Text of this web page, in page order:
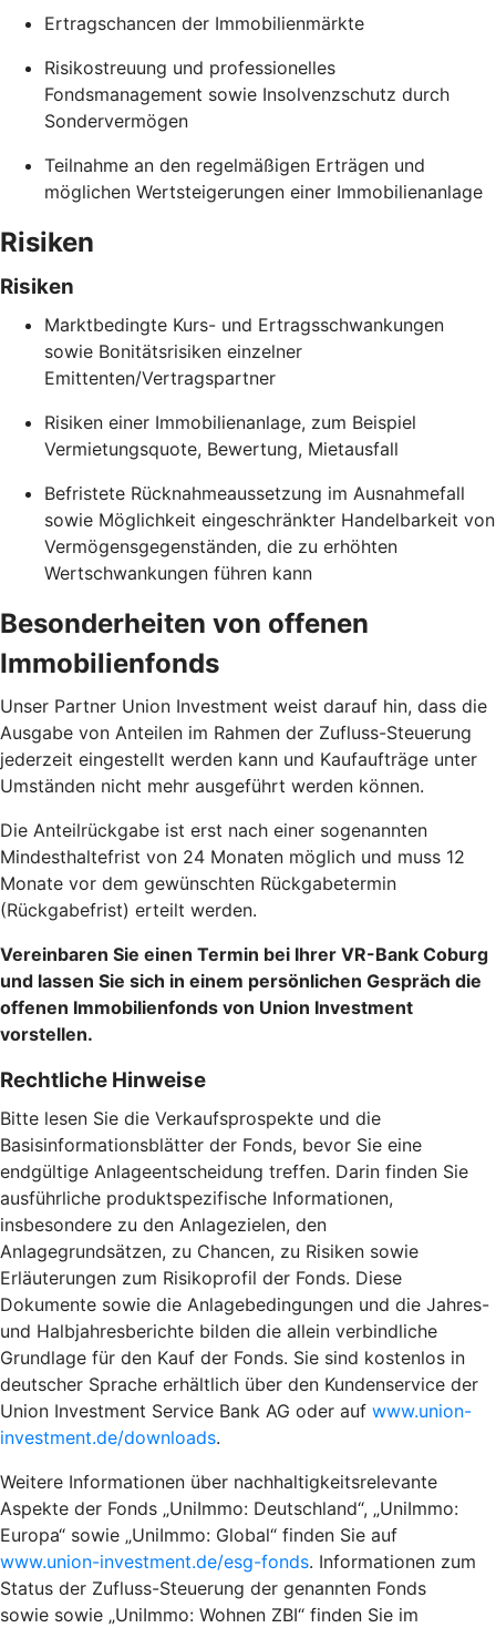
Ertragschancen der Immobilienmärkte
Risikostreuung und professionelles
Fondsmanagement sowie Insolvenzschutz durch
Sondervermögen
Teilnahme an den regelmäßigen Erträgen und
möglichen Wertsteigerungen einer Immobilienanlage
Risiken
Risiken
Marktbedingte Kurs- und Ertragsschwankungen
sowie Bonitätsrisiken einzelner
Emittenten/Vertragspartner
Risiken einer Immobilienanlage, zum Beispiel
Vermietungsquote, Bewertung, Mietausfall
Befristete Rücknahmeaussetzung im Ausnahmefall
sowie Möglichkeit eingeschränkter Handelbarkeit von
Vermögensgegenständen, die zu erhöhten
Wertschwankungen führen kann
Besonderheiten von offenen
Immobilienfonds
Unser Partner Union Investment weist darauf hin, dass die
Ausgabe von Anteilen im Rahmen der Zufluss-Steuerung
jederzeit eingestellt werden kann und Kaufaufträge unter
Umständen nicht mehr ausgeführt werden können.
Die Anteilrückgabe ist erst nach einer sogenannten
Mindesthaltefrist von 24 Monaten möglich und muss 12
Monate vor dem gewünschten Rückgabetermin
(Rückgabefrist) erteilt werden.
Vereinbaren Sie einen Termin bei Ihrer VR-Bank Coburg
und lassen Sie sich in einem persönlichen Gespräch die
offenen Immobilienfonds von Union Investment
vorstellen.
Rechtliche Hinweise
Bitte lesen Sie die Verkaufsprospekte und die
Basisinformationsblätter der Fonds, bevor Sie eine
endgültige Anlageentscheidung treffen. Darin finden Sie
ausführliche produktspezifische Informationen,
insbesondere zu den Anlagezielen, den
Anlagegrundsätzen, zu Chancen, zu Risiken sowie
Erläuterungen zum Risikoprofil der Fonds. Diese
Dokumente sowie die Anlagebedingungen und die Jahres-
und Halbjahresberichte bilden die allein verbindliche
Grundlage für den Kauf der Fonds. Sie sind kostenlos in
deutscher Sprache erhältlich über den Kundenservice der
Union Investment Service Bank AG oder auf www.union-
investment.de/downloads.
Weitere Informationen über nachhaltigkeitsrelevante
Aspekte der Fonds „UniImmo: Deutschland“, „UniImmo:
Europa“ sowie „UniImmo: Global“ finden Sie auf
www.union-investment.de/esg-fonds. Informationen zum
Status der Zufluss-Steuerung der genannten Fonds
sowie sowie „UniImmo: Wohnen ZBI“ finden Sie im